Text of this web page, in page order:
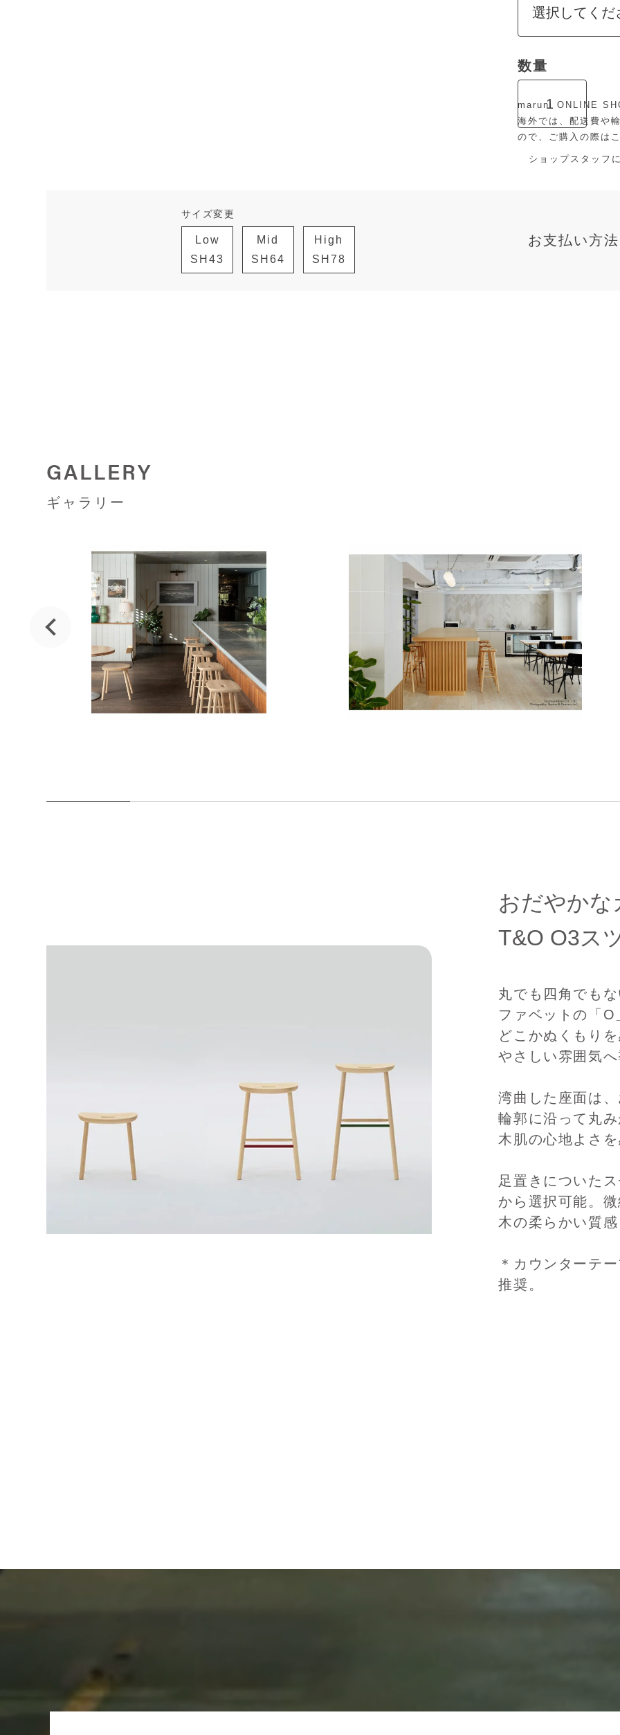
maruni ONLINE
海外では、配送費や
ので、ご購入の際は
ショップスタッフ
サイズ変更
Low
SH43
Mid
SH64
High
SH78
お支払い方
GALLERY
ギャラリー
おだやかな
T&O O3ス
丸でも四角でも
ファベットの「
どこかぬくもり
やさしい雰囲気
湾曲した座面は
輪郭に沿って丸
木肌の心地よさ
足置きについた
から選択可能。
木の柔らかい質
＊カウンターテ
推奨。